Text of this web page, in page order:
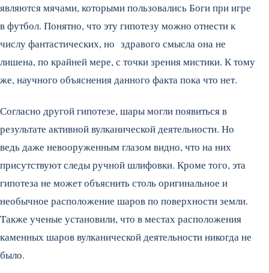
являются мячами, которыми пользовались Боги при игре
в футбол. Понятно, что эту гипотезу можно отнести к
числу фантастических, но здравого смысла она не
лишена, по крайней мере, с точки зрения мистики. К тому
же, научного объяснения данного факта пока что нет.
Согласно другой гипотезе, шары могли появиться в
результате активной вулканической деятельности. Но
ведь даже невооруженным глазом видно, что на них
присутствуют следы ручной шлифовки. Кроме того, эта
гипотеза не может объяснить столь оригинальное и
необычное расположение шаров по поверхности земли.
Также ученые установили, что в местах расположения
каменных шаров вулканической деятельности никогда не
было.